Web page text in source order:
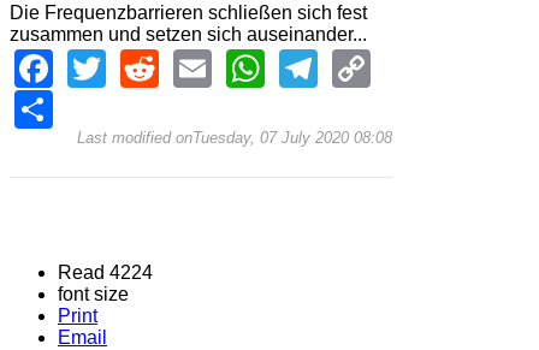
Die Frequenzbarrieren schließen sich fest
zusammen und setzen sich auseinander...
Facebook
TwitterRedditEmailWhatsApp
Telegram
Last modified onTuesday, 07 July 2020 08:08
Read 4224
font size
Print
Email